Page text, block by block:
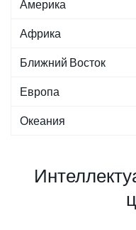
Америка
Африка
Ближний Восток
Европа
Океания